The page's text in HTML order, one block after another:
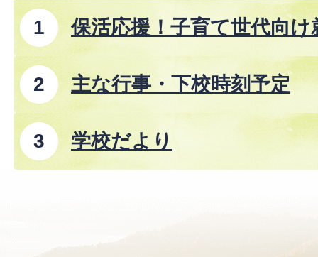
保活応援！子育て世代向
主な行事・下校時刻予定
学校だより